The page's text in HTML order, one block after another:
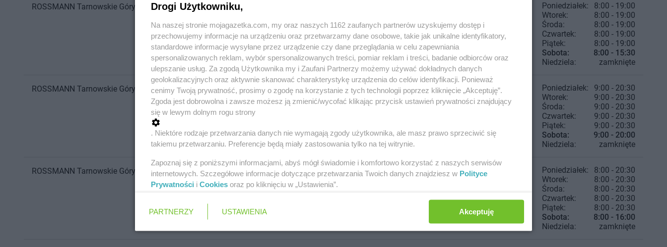
ROSSMANN Tarnowskie Góry Krakowska 11 Poniedziałek:
8:00 - 19:00
Wtorek:
8:00 - 19:00
Środa:
8:00 - 19:00
Czwartek:
8:00 - 19:00
Piątek:
8:00 - 19:00
Sobota:
8:00 - 15:30
Niedziela:
zamknięte
ROSSMANN Tarnowskie Góry Zagórska 189 Poniedziałek:
9:00 - 20:30
Wtorek:
9:00 - 20:30
Środa:
9:00 - 20:30
Czwartek:
9:00 - 20:30
Piątek:
9:00 - 20:30
Sobota:
9:00 - 20:00
Niedziela:
zamknięte
ROSSMANN Tarnowskie Góry Poczdamska 8 Poniedziałek:
8:00 - 20:30
Wtorek:
8:00 - 20:30
Środa:
8:00 - 20:30
Czwartek:
8:00 - 20:30
Piątek:
8:00 - 20:30
Sobota:
8:00 - 16:00
Niedziela:
zamknięte
Drogi Użytkowniku,
Na naszej stronie mojagazetka.com, my oraz naszych 1162 zaufanych partnerów uzyskujemy dostęp i
przechowujemy informacje na urządzeniu oraz przetwarzamy dane osobowe, takie jak unikalne identyfikatory,
standardowe informacje wysyłane przez urządzenie czy dane przeglądania w celu zapewniania
spersonalizowanych reklam, wybór spersonalizowanych treści, pomiar reklam i treści, badanie odbiorców oraz
ulepszanie usług. Za zgodą Użytkownika my i Zaufani Partnerzy możemy używać dokładnych danych
geolokalizacyjnych oraz aktywnie skanować charakterystykę urządzenia do celów identyfikacji. Ponieważ
cenimy Twoją prywatność, prosimy o zgodę na korzystanie z tych technologii poprzez kliknięcie „Akceptuję”.
Zgoda jest dobrowolna i zawsze możesz ją zmienić/wycofać klikając przycisk ustawień prywatności znajdujący
się w lewym dolnym rogu strony
. Niektóre rodzaje przetwarzania danych nie wymagają zgody użytkownika, ale masz prawo sprzeciwić się
takiemu przetwarzaniu. Preferencje będą miały zastosowania tylko na tej witrynie.
Zapoznaj się z poniższymi informacjami, abyś mógł świadomie i komfortowo korzystać z naszych serwisów
internetowych. Szczegółowe informacje dotyczące przetwarzania Twoich danych znajdziesz w Polityce
Prywatności i Cookies oraz po kliknięciu w „Ustawienia”.
PARTNERZY USTAWIENIA Akceptuję